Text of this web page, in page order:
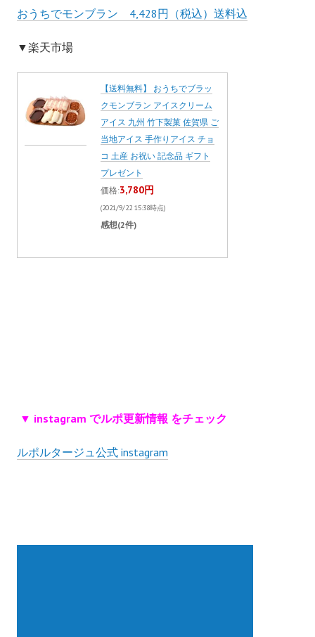
おうちでモンブラン 4,428円（税込）送料込
▼楽天市場
【送料無料】 おうちでブラッ
クモンブラン アイスクリーム
アイス 九州 竹下製菓 佐賀県 ご
当地アイス 手作りアイス チョ
コ 土産 お祝い 記念品 ギフト
プレゼント
価格:3,780円
(2021/9/22 15:38時点)
感想(2件)
▼ instagram でルポ更新情報 をチェック
ルポルタージュ公式 instagram